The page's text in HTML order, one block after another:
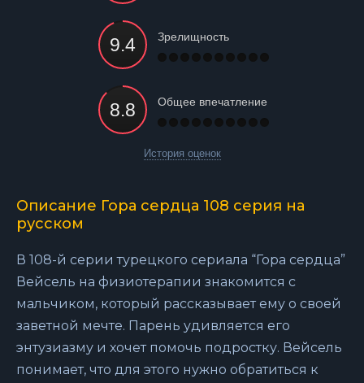
Зрелищность
Общее впечатление
История оценок
Описание Гора сердца 108 серия на
русском
В 108-й серии турецкого сериала “Гора сердца”
Вейсель на физиотерапии знакомится с
мальчиком, который рассказывает ему о своей
заветной мечте. Парень удивляется его
энтузиазму и хочет помочь подростку. Вейсель
понимает, что для этого нужно обратиться к